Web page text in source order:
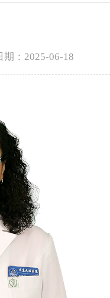
期：2025-06-18